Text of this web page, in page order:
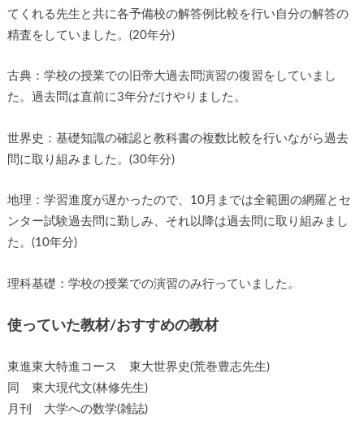
てくれる先生と共に各予備校の解答例比較を行い自分の解答の
精査をしていました。(20年分)
古典：学校の授業での旧帝大過去問演習の復習をしていまし
た。過去問は直前に3年分だけやりました。
世界史：基礎知識の確認と教科書の複数比較を行いながら過去
問に取り組みました。(30年分)
地理：学習進度が遅かったので、10月までは全範囲の網羅とセ
ンター試験過去問に勤しみ、それ以降は過去問に取り組みまし
た。(10年分)
理科基礎：学校の授業での演習のみ行っていました。
使っていた教材/おすすめの教材
東進東大特進コース 東大世界史(荒巻豊志先生)
同 東大現代文(林修先生)
月刊 大学への数学(雑誌)